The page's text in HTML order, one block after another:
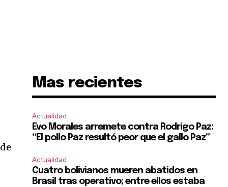
Mas recientes
Actualidad
Evo Morales arremete contra Rodrigo Paz:
“El pollo Paz resultó peor que el gallo Paz”
Actualidad
Cuatro bolivianos mueren abatidos en
Brasil tras operativo; entre ellos estaba